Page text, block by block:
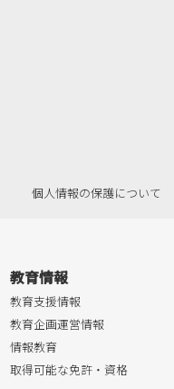
個人情報の保護について
教育情報
教育支援情報
教育企画運営情報
情報教育
取得可能な免許・資格